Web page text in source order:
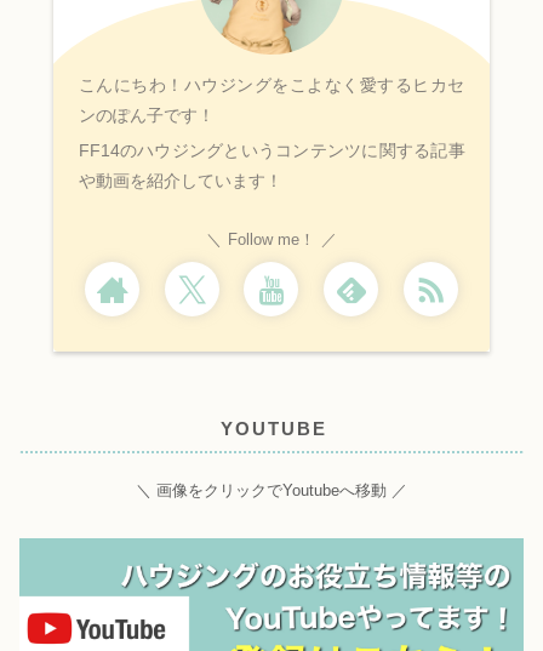
こんにちわ！ハウジングをこよなく愛するヒカセ
ンのぽん子です！
FF14のハウジングというコンテンツに関する記事
や動画を紹介しています！
Follow me！
YOUTUBE
＼ 画像をクリックでYoutubeへ移動 ／